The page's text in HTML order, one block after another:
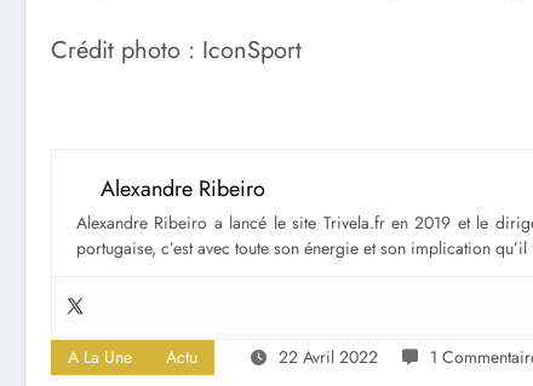
Crédit photo : IconSport
Alexandre Ribeiro
Alexandre Ribeiro a lancé le site Trivela.fr en 2019 et le
portugaise, c’est avec toute son énergie et son implication
A La Une Actu 22 Avril 2022 1